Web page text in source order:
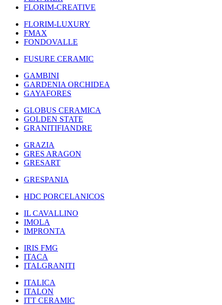
FLORIM-CREATIVE
FLORIM-LUXURY
FMAX
FONDOVALLE
FUSURE CERAMIC
GAMBINI
GARDENIA ORCHIDEA
GAYAFORES
GLOBUS CERAMICA
GOLDEN STATE
GRANITIFIANDRE
GRAZIA
GRES ARAGON
GRESART
GRESPANIA
HDC PORCELANICOS
IL CAVALLINO
IMOLA
IMPRONTA
IRIS FMG
ITACA
ITALGRANITI
ITALICA
ITALON
ITT CERAMIC